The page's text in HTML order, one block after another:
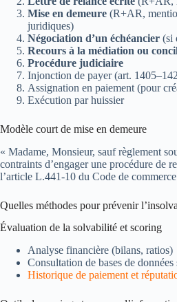
Mise en demeure (R+AR,
juridiques)
Négociation d’un échéancier (si
Recours à la médiation ou
Procédure judiciaire
Injonction de payer (art.
Assignation en paiement (pour
Exécution par huissier
Modèle court de mise en demeure
« Madame, Monsieur, sauf règlement
contraints d’engager une procédure de
l’article L.441-10 du Code de
Quelles méthodes pour prévenir
Évaluation de la solvabilité et scoring
Analyse financière (bilans, ratios)
Consultation de bases de données
Historique de paiement et